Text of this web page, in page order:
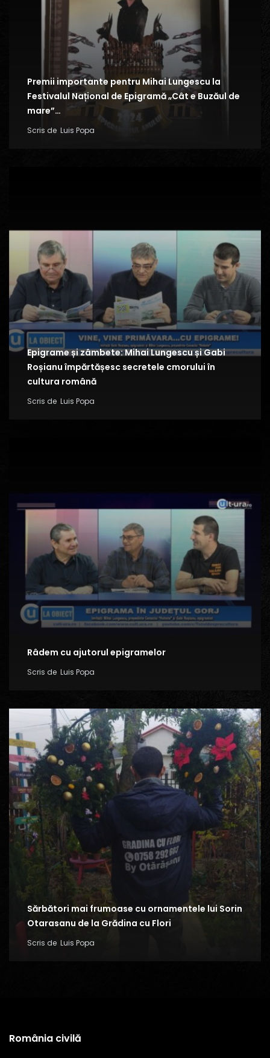
Premii importante pentru Mihai Lungescu la
Festivalul Național de Epigramă „Cât e Buzăul de
mare”…
Scris de Luis Popa
Epigrame și zâmbete: Mihai Lungescu și Gabi
Roșianu împărtășesc secretele cmorului în
cultura română
Scris de Luis Popa
Râdem cu ajutorul epigramelor
Scris de Luis Popa
Sărbători mai frumoase cu ornamentele lui Sorin
Otarasanu de la Grădina cu Flori
Scris de Luis Popa
România civilă